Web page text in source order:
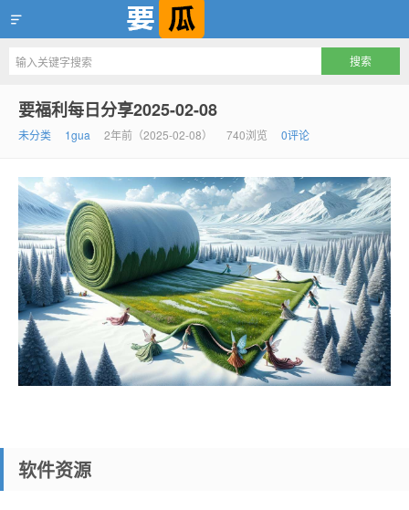
要瓜，互联网一等吃瓜资源聚集地
要福利每日分享2025-02-08
未分类 1gua 2年前（2025-02-08） 740浏览 0评论
软件资源